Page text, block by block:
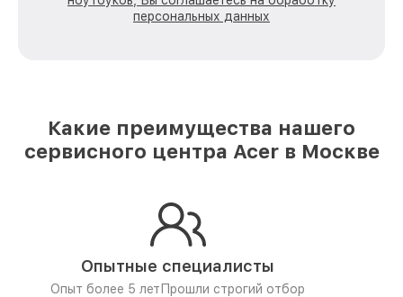
персональных данных
Какие преимущества нашего
сервисного центра Acer в Москве
Опытные специалисты
Опыт более 5 лет Прошли строгий отбор